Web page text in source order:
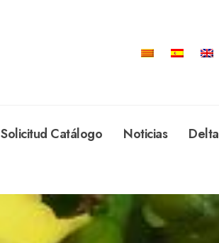
Solicitud Catálogo Noticias